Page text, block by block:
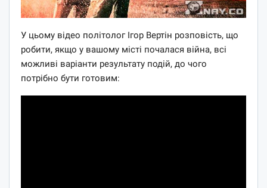
У цьому відео політолог Ігор Вертін розповість, що
робити, якщо у вашому місті почалася війна, всі
можливі варіанти результату подій, до чого
потрібно бути готовим: